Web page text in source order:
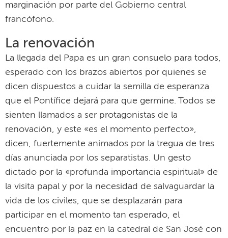
marginación por parte del Gobierno central
francófono.
La renovación
La llegada del Papa es un gran consuelo para todos,
esperado con los brazos abiertos por quienes se
dicen dispuestos a cuidar la semilla de esperanza
que el Pontífice dejará para que germine. Todos se
sienten llamados a ser protagonistas de la
renovación, y este «es el momento perfecto»,
dicen, fuertemente animados por la tregua de tres
días anunciada por los separatistas. Un gesto
dictado por la «profunda importancia espiritual» de
la visita papal y por la necesidad de salvaguardar la
vida de los civiles, que se desplazarán para
participar en el momento tan esperado, el
encuentro por la paz en la catedral de San José con